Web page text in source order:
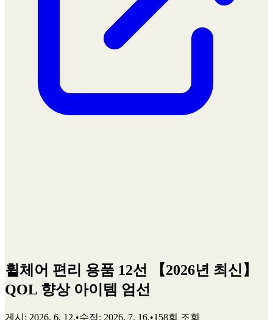
휠체어 편리 용품 12선 【2026년 최신】
QOL 향상 아이템 엄선
게시 : 2026. 6. 12.•수정: 2026. 7. 16.•158회 조회